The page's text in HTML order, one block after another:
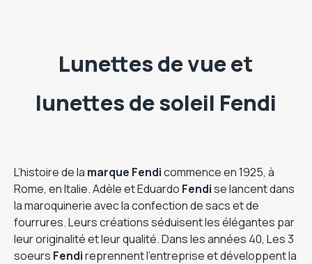
Lunettes de vue et
lunettes de soleil Fendi
L’histoire de la marque Fendicommence en 1925, à
Rome, en Italie. Adèle et Eduardo Fendise lancent dans
la maroquinerie avec la confection de sacs et de
fourrures. Leurs créations séduisent les élégantes par
leur originalité et leur qualité. Dans les années 40, Les 3
soeurs Fendireprennent l’entreprise et développent la